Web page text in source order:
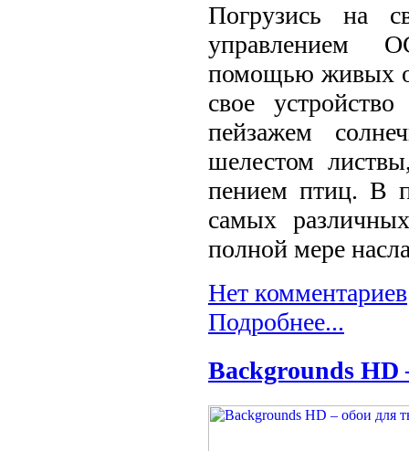
Погрузись на
управлением
помощью живых
свое
пейзажем
шелестом
пением птиц. В
самых
полной мере
Нет комментариев
Подробнее...
Backgrounds HD